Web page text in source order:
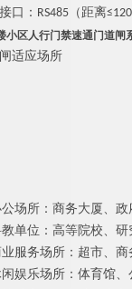
口：RS485 （距离≤
小区人行门禁速通门道闸
适应场所
场所：商务大厦、政
单位：高等院校、研
服务场所：超市、商
娱乐场所：体育馆、